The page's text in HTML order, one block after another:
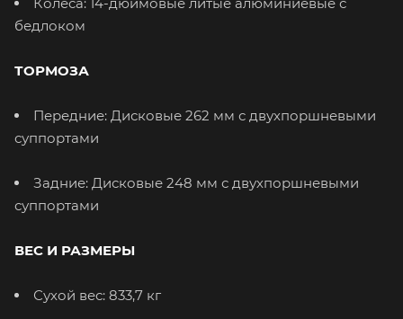
бедлоком
ТОРМОЗА
Передние: Дисковые 262 мм с двухпоршневыми
суппортами
Задние: Дисковые 248 мм с двухпоршневыми
суппортами
ВЕС И РАЗМЕРЫ
Сухой вес: 833,7 кг